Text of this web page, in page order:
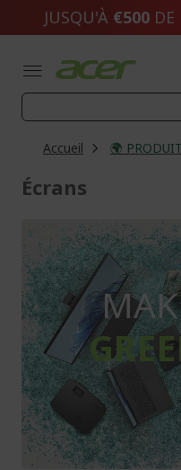
JUSQU'À €500 DE
Accueil 🌍
Écrans